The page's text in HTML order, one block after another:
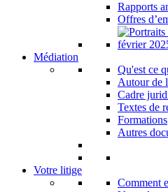
Rapports
Offres
Médiation
Qu'est ce
Autour de
Cadre
Textes de
Formations
Autres
Votre litige
Comment